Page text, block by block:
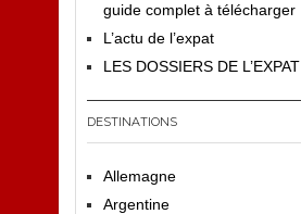
guide complet à télécharger
L’actu de l’expat
LES DOSSIERS DE L’EXPAT
DESTINATIONS
Allemagne
Argentine